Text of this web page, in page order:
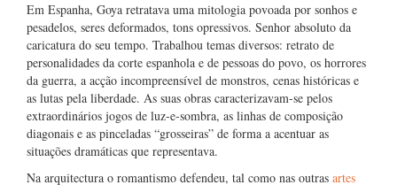
Em Espanha, Goya retratava uma mitologia povoada por sonhos e
pesadelos, seres deformados, tons opressivos. Senhor absoluto da
caricatura do seu tempo. Trabalhou temas diversos: retrato de
personalidades da corte espanhola e de pessoas do povo, os horrores
da guerra, a acção incompreensível de monstros, cenas históricas e
as lutas pela liberdade. As suas obras caracterizavam-se pelos
extraordinários jogos de luz-e-sombra, as linhas de composição
diagonais e as pinceladas “grosseiras” de forma a acentuar as
situações dramáticas que representava.
Na arquitectura o romantismo defendeu, tal como nas outras artes